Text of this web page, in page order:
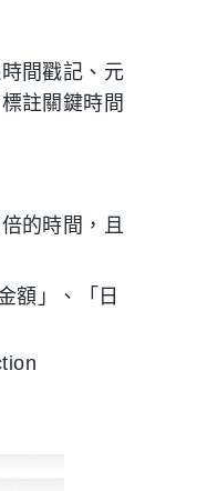
間戳記、元
註關鍵時間
的時間，且
額」、「日